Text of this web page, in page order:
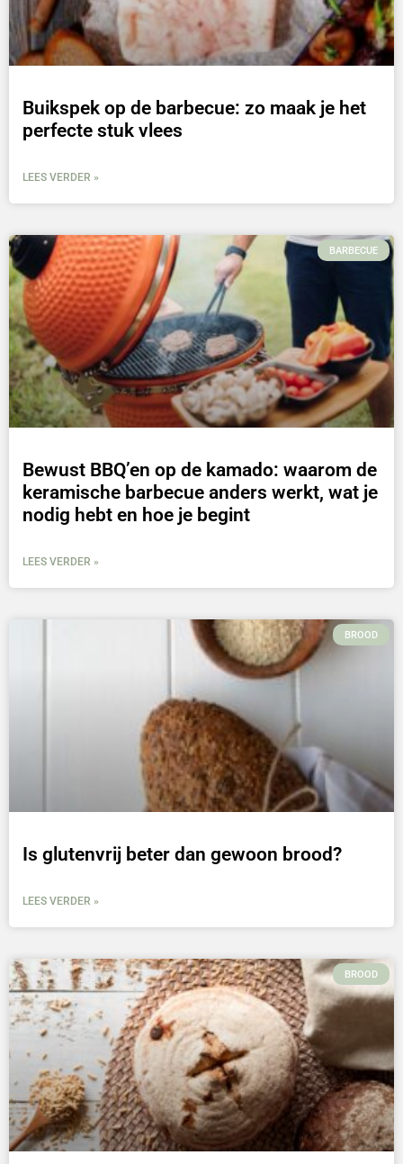
Buikspek op de barbecue: zo maak je het
perfecte stuk vlees
LEES VERDER »
BARBECUE
Bewust BBQ’en op de kamado: waarom de
keramische barbecue anders werkt, wat je
nodig hebt en hoe je begint
LEES VERDER »
BROOD
Is glutenvrij beter dan gewoon brood?
LEES VERDER »
BROOD